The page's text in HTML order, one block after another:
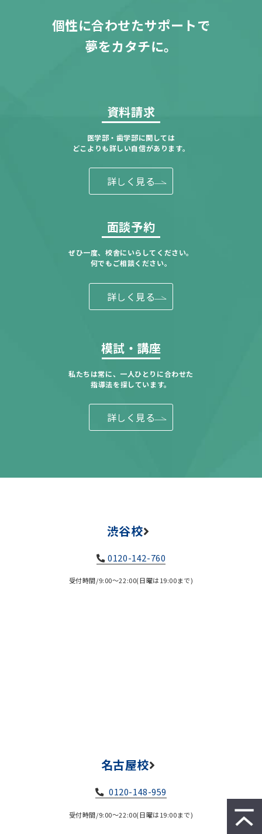
個性に合わせたサポートで
夢をカタチに。
資料請求
医学部・歯学部に関しては
どこよりも詳しい自信があります。
詳しく見る
面談予約
ぜひ一度、校舎にいらしてください。
何でもご相談ください。
詳しく見る
模試・講座
私たちは常に、一人ひとりに合わせた
指導法を探しています。
詳しく見る
渋谷校
0120-142-760
受付時間/9:00～22:00(日曜は19:00まで)
名古屋校
0120-148-959
受付時間/9:00～22:00(日曜は19:00まで)